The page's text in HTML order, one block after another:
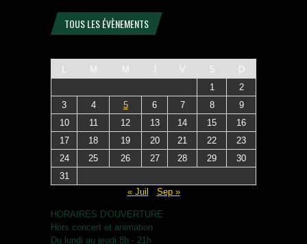
TOUS LES ÉVÈNEMENTS
L M M J V S
D
1
2
3
4 5 6 7 8
9
10
11 12 13 14 15
16
17
18 19 20 21 22
23
24
25 26 27 28 29
30
31
« Juil
Sep »
HORAIRES D'OUVERTURE
Hors concert et animation
Du lundi au jeudi 8h - 21h